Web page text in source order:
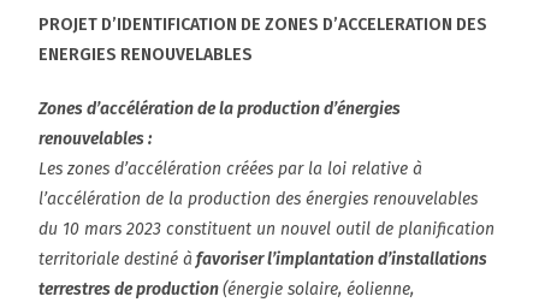
PROJET D’IDENTIFICATION DE ZONES D’ACCELERATION DES
ENERGIES RENOUVELABLES
Zones d’accélération de la production d’énergies
renouvelables :
Les zones d’accélération créées par la loi relative à
l’accélération de la production des énergies renouvelables
du 10 mars 2023 constituent un nouvel outil de planification
territoriale destiné à favoriser l’implantation d’installations
terrestres de production(énergie solaire, éolienne,